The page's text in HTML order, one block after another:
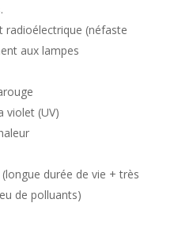
radioélectrique (néfaste
aux lampes
violet (UV)
durée de vie + très
de polluants)